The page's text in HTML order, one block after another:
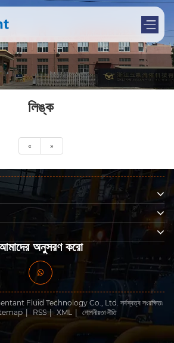
লিঙ্ক
« »
অনুসরণ করো
Fluid Technology Co., Ltd. সর্বস্বত্ব সংরক্ষিত৷
RSS | XML গোপনীয়তা নীতি